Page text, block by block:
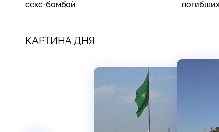
секс-бомбой погибших
КАРТИНА ДНЯ